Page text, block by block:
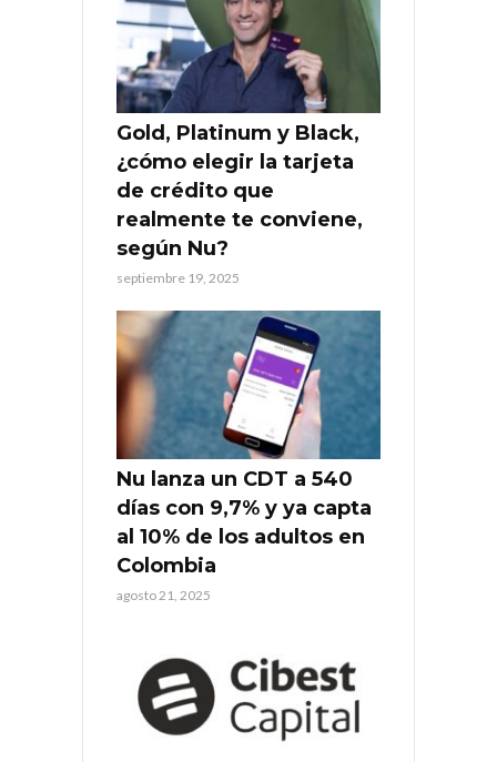
Gold, Platinum y Black,
¿cómo elegir la tarjeta
de crédito que
realmente te conviene,
según Nu?
septiembre 19, 2025
Nu lanza un CDT a 540
días con 9,7% y ya capta
al 10% de los adultos en
Colombia
agosto 21, 2025